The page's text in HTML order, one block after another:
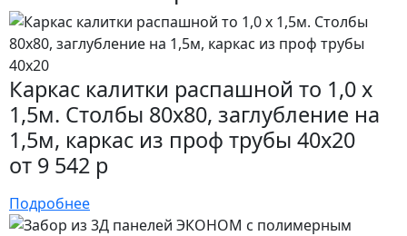
Каркас калитки распашной то 1,0 x
1,5м. Столбы 80х80, заглубление на
1,5м, каркас из проф трубы 40х20
от 9 542 р
Подробнее